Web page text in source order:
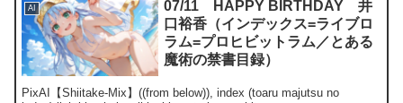
AI
07/11 HAPPY BIRTHDAY 井
口裕香（インデックス=ライブロ
ラム=プロヒビットラム／とある
魔術の禁書目録）
PixAI【Shiitake-Mix】((from below)), index (toaru majutsu no